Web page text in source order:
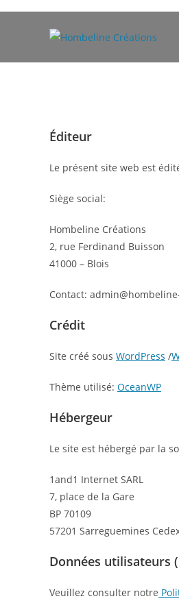
Éditeur
Le présent site web est
Siège social:
Hombeline Créations
2, rue Ferdinand Buisson
41000 – Blois
Contact:
Crédit
Site créé sous WordPress /
Thème utilisé: OceanWP
Hébergeur
Le site est hébergé par la
1and1 Internet SARL
7, place de la Gare
BP 70109
57201 Sarreguemines
Données utilisateurs
Veuillez consulter notre